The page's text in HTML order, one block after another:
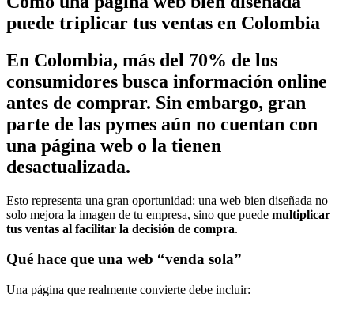
puede triplicar tus ventas en Colombia
En Colombia, más del 70% de los
consumidores busca información online
antes de comprar. Sin embargo, gran
parte de las pymes aún no cuentan con
una página web o la tienen
desactualizada.
Esto representa una gran oportunidad: una web bien diseñada no
solo mejora la imagen de tu empresa, sino que puede multiplicar
tus ventas al facilitar la decisión de compra.
Qué hace que una web “venda sola”
Una página que realmente convierte debe incluir: